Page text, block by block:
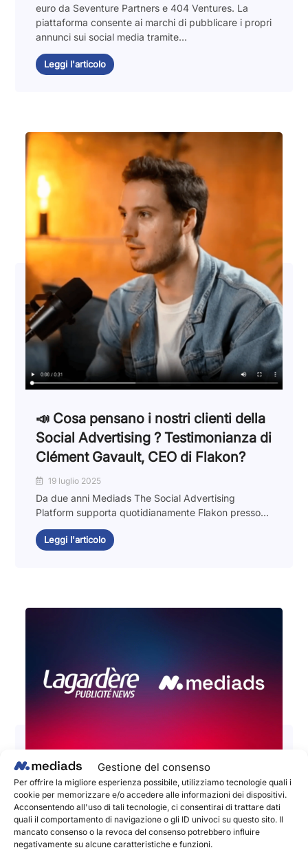
Gestione del consenso
Per offrire la migliore esperienza possibile, utilizziamo tecnologie quali i
cookie per memorizzare e/o accedere alle informazioni dei dispositivi.
Acconsentendo all'uso di tali tecnologie, ci consentirai di trattare dati
quali il comportamento di navigazione o gli ID univoci su questo sito. Il
mancato consenso o la revoca del consenso potrebbero influire
negativamente su alcune caratteristiche e funzioni.
euro da Seventure Partners e 404 Ventures. La
piattaforma consente ai marchi di pubblicare i propri
annunci sui social media tramite...
Leggi l'articolo
📣 Cosa pensano i nostri clienti della
Social Advertising ? Testimonianza di
Clément Gavault, CEO di Flakon?
19 luglio 2025
Da due anni Mediads The Social Advertising
Platform supporta quotidianamente Flakon presso...
Leggi l'articolo
📣 Lagardère Publicité News e
Mediads La Social Publishing
annunciano una partnership per
aumentare l'impatto e le prestazioni